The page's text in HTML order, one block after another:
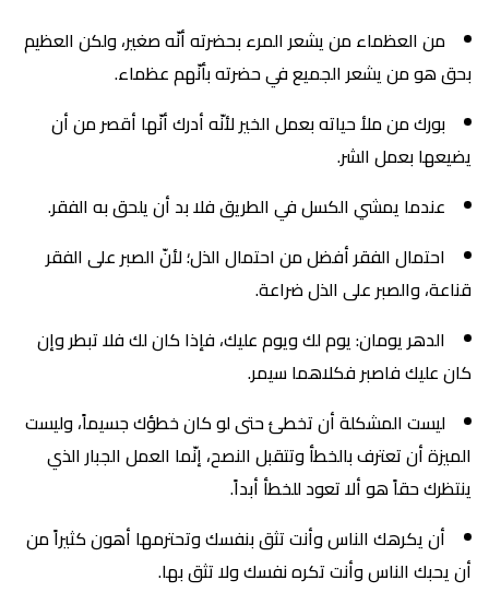
من العظماء من يشعر المرء بحضرته أنّه صغير، ولكن العظيم
بحق هو من يشعر الجميع في حضرته بأنّهم عظماء.
بورك من ملأ حياته بعمل الخير لأنّه أدرك أنّها أقصر من أن
يضيعها بعمل الشر.
عندما يمشي الكسل في الطريق فلا بد أن يلحق به الفقر.
احتمال الفقر أفضل من احتمال الذل؛ لأنّ الصبر على الفقر
قناعة، والصبر على الذل ضراعة.
الدهر يومان: يوم لك ويوم عليك، فإذا كان لك فلا تبطر وإن
كان عليك فاصبر فكلاهما سيمر.
ليست المشكلة أن تخطئ حتى لو كان خطؤك جسيماً، وليست
الميزة أن تعترف بالخطأ وتتقبل النصح، إنّما العمل الجبار الذي
ينتظرك حقاً هو ألا تعود للخطأ أبداً.
أن يكرهك الناس وأنت تثق بنفسك وتحترمها أهون كثيراً من
أن يحبك الناس وأنت تكره نفسك ولا تثق بها.